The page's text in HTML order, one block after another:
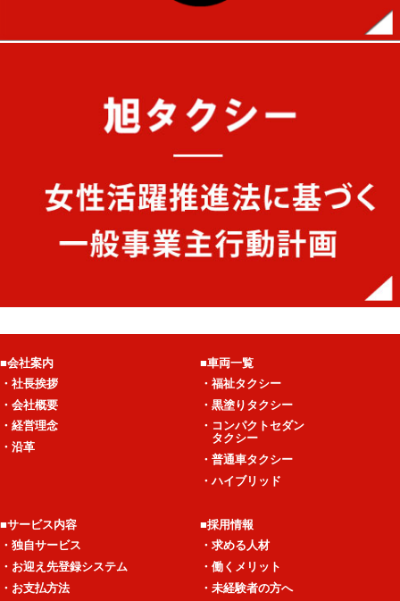
■会社案内
・社長挨拶
・会社概要
・経営理念
・沿革
■車両一覧
・福祉タクシー
・黒塗りタクシー
・コンパクトセダン
タクシー
・普通車タクシー
・ハイブリッド
■サービス内容
・独自サービス
・お迎え先登録システム
・お支払方法
■採用情報
・求める人材
・働くメリット
・未経験者の方へ